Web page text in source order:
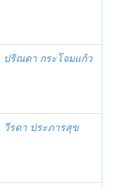
ปริณดา กระโจมแก้ว
วีรดา ประภารสุข